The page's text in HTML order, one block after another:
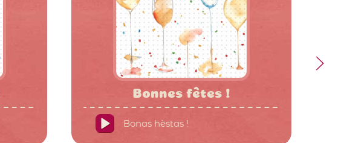
Bonnes fêtes !
Bonas hèstas !